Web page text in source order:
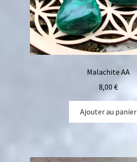
Malachite AA
8,00 €
Ajouter au panier